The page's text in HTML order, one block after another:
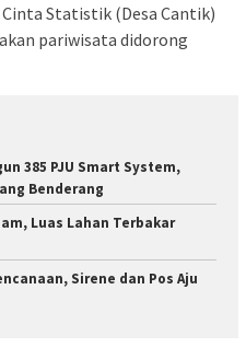
Statistik (Desa Cantik)
pariwisata didorong
385 PJU Smart System,
Benderang
Luas Lahan Terbakar
Sirene dan Pos Aju